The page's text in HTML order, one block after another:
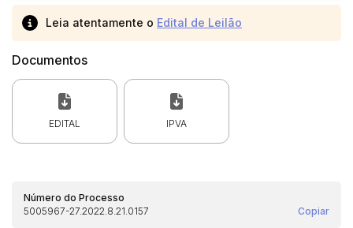
Leia atentamente o Edital de Leilão
Documentos
EDITAL IPVA
Número do Processo
5005967-27.2022.8.21.0157
Copiar